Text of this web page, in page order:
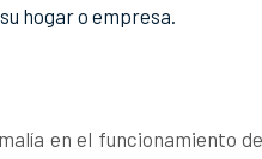
hogar o empresa.
en el funcionamiento de